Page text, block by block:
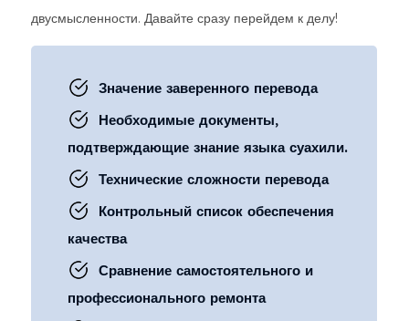
двусмысленности. Давайте сразу перейдем к делу!
Значение заверенного перевода
Необходимые документы,
подтверждающие знание языка суахили.
Технические сложности перевода
Контрольный список обеспечения
качества
Сравнение самостоятельного и
профессионального ремонта